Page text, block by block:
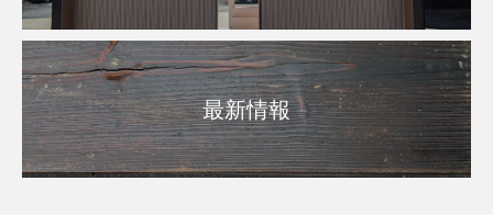
最新情報